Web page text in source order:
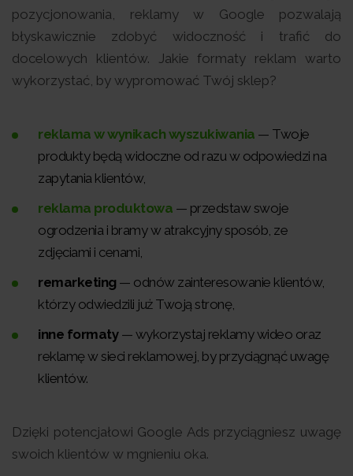
pozycjonowania, reklamy w Google pozwalają
błyskawicznie zdobyć widoczność i trafić do
docelowych klientów. Jakie formaty reklam warto
wykorzystać, by wypromować Twój sklep?
reklama w wynikach wyszukiwania — Twoje
produkty będą widoczne od razu w odpowiedzi na
zapytania klientów,
reklama produktowa — przedstaw swoje
ogrodzenia i bramy w atrakcyjny sposób, ze
zdjęciami i cenami,
remarketing — odnów zainteresowanie klientów,
którzy odwiedzili już Twoją stronę,
inne formaty— wykorzystaj reklamy wideo oraz
reklamę w sieci reklamowej, by przyciągnąć uwagę
klientów.
Dzięki potencjałowi Google Ads przyciągniesz uwagę
swoich klientów w mgnieniu oka.